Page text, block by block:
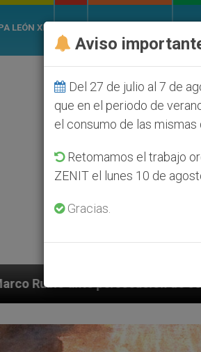
LEÓN XIV
de colonos judíos que afecta
Aviso
Del 27 de julio al 7 de
que en el periodo de
el consumo de las mismas
Retomamos el trabajo
ZENIT el lunes 10 de
Gracias.